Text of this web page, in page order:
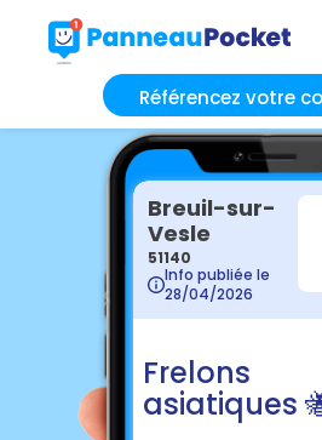
Référencez votre
Breuil-sur-
Vesle
51140
Info publiée le
28/04/2026
Frelons
asiatiques